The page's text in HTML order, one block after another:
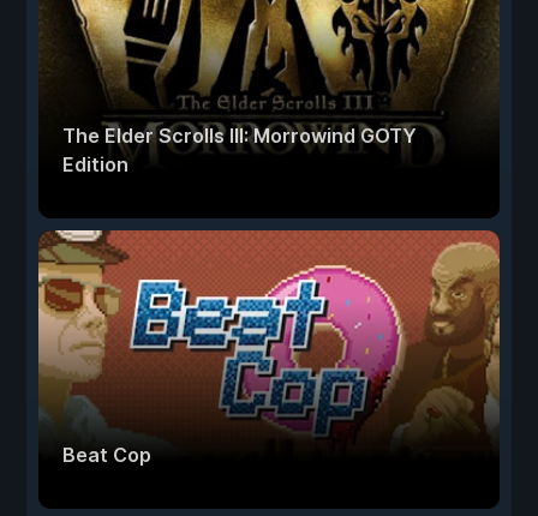
The Elder Scrolls III: Morrowind GOTY
Edition
Beat Cop